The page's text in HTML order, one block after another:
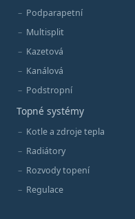
Podparapetní
Multisplit
Kazetová
Kanálová
Podstropní
Topné systémy
Kotle a zdroje tepla
Radiátory
Rozvody topení
Regulace